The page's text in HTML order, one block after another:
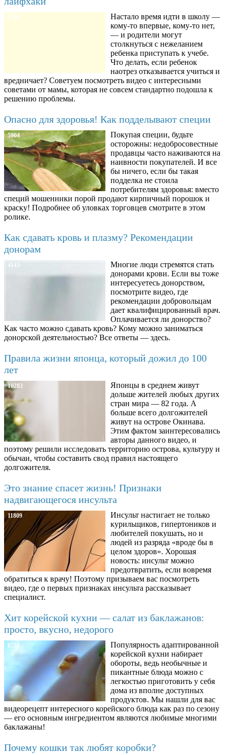
8780
Настало время идти в школу —
кому-то впервые, кому-то нет,
— и родители могут
столкнуться с нежеланием
ребенка приступать к учебе.
Что делать, если ребенок
наотрез отказывается учиться и
вредничает? Советуем посмотреть видео с интересными
советами от мамы, которая не совсем стандартно подошла к
решению проблемы.
Опасно для здоровья! Как подделывают специи
5904
Покупая специи, будьте
осторожны: недобросовестные
продавцы часто наживаются на
наивности покупателей. И все
бы ничего, если бы такая
подделка не стоила
потребителям здоровья: вместо
специй мошенники порой продают кирпичный порошок и
краску! Подробнее об уловках торговцев смотрите в этом
ролике.
Как сдавать кровь и плазму? Рекомендации
донорам
4143
Многие люди стремятся стать
донорами крови. Если вы тоже
интересуетесь донорством,
посмотрите видео, где
рекомендации добровольцам
дает квалифицированный врач.
Оплачивается ли донорство?
Как часто можно сдавать кровь? Кому можно заниматься
донорской деятельностью? Все ответы — здесь.
Правила жизни японца, который дожил до 100
лет
10283
Японцы в среднем живут
дольше жителей любых других
стран мира — 82 года. А
больше всего долгожителей
живут на острове Окинава.
Этим фактом заинтересовались
авторы данного видео, и
поэтому решили исследовать территорию острова, культуру и
обычаи, чтобы составить свод правил настоящего
долгожителя.
Это знание спасет жизнь! Признаки
надвигающегося инсульта
11809
Инсульт настигает не только
курильщиков, гипертоников и
любителей покушать, но и
людей из разряда «вроде бы в
целом здоров». Хорошая
новость: инсульт можно
предотвратить, если вовремя
обратиться к врачу! Поэтому призываем вас посмотреть
видео, где о первых признаках инсульта рассказывает
специалист.
Хит корейской кухни — салат из баклажанов:
просто, вкусно, недорого
6734
Популярность адаптированной
корейской кухни набирает
обороты, ведь необычные и
пикантные блюда можно с
легкостью приготовить у себя
дома из вполне доступных
продуктов. Мы нашли для вас
видеорецепт интересного корейского блюда как раз по сезону
— его основным ингредиентом являются любимые многими
баклажаны!
Почему кошки так любят коробки?